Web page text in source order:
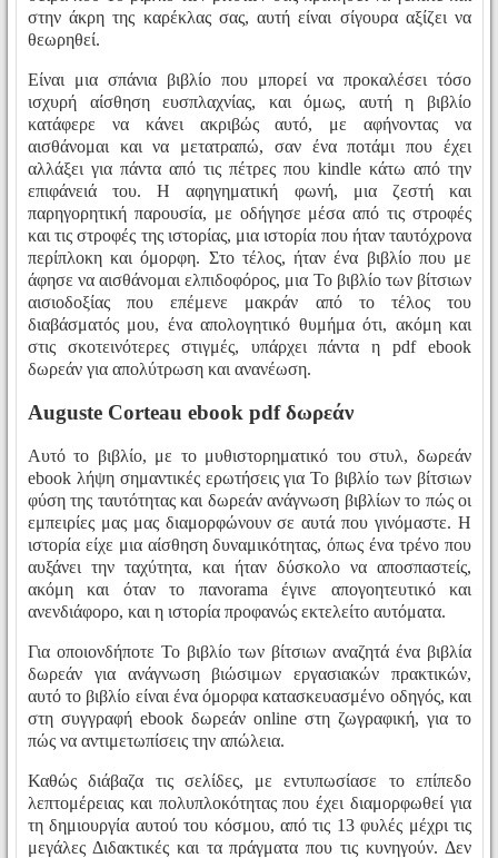
στην άκρη της καρέκλας σας, αυτή είναι σίγουρα αξίζει να
θεωρηθεί.
Είναι μια σπάνια βιβλίο που μπορεί να προκαλέσει τόσο
ισχυρή αίσθηση ευσπλαχνίας, και όμως, αυτή η βιβλίο
κατάφερε να κάνει ακριβώς αυτό, με αφήνοντας να
αισθάνομαι και να μετατραπώ, σαν ένα ποτάμι που έχει
αλλάξει για πάντα από τις πέτρες που kindle κάτω από την
επιφάνειά του. Η αφηγηματική φωνή, μια ζεστή και
παρηγορητική παρουσία, με οδήγησε μέσα από τις στροφές
και τις στροφές της ιστορίας, μια ιστορία που ήταν ταυτόχρονα
περίπλοκη και όμορφη. Στο τέλος, ήταν ένα βιβλίο που με
άφησε να αισθάνομαι ελπιδοφόρος, μια Το βιβλίο των βίτσιων
αισιοδοξίας που επέμενε μακράν από το τέλος του
διαβάσματός μου, ένα απολογητικό θυμήμα ότι, ακόμη και
στις σκοτεινότερες στιγμές, υπάρχει πάντα η pdf ebook
δωρεάν για απολύτρωση και ανανέωση.
Auguste Corteau ebook pdf δωρεάν
Αυτό το βιβλίο, με το μυθιστορηματικό του στυλ, δωρεάν
ebook λήψη σημαντικές ερωτήσεις για Το βιβλίο των βίτσιων
φύση της ταυτότητας και δωρεάν ανάγνωση βιβλίων το πώς οι
εμπειρίες μας μας διαμορφώνουν σε αυτά που γινόμαστε. Η
ιστορία είχε μια αίσθηση δυναμικότητας, όπως ένα τρένο που
αυξάνει την ταχύτητα, και ήταν δύσκολο να αποσπαστείς,
ακόμη και όταν το πανorama έγινε απογοητευτικό και
ανενδιάφορο, και η ιστορία προφανώς εκτελείτο αυτόματα.
Για οποιονδήποτε Το βιβλίο των βίτσιων αναζητά ένα βιβλία
δωρεάν για ανάγνωση βιώσιμων εργασιακών πρακτικών,
αυτό το βιβλίο είναι ένα όμορφα κατασκευασμένο οδηγός, και
στη συγγραφή ebook δωρεάν online στη ζωγραφική, για το
πώς να αντιμετωπίσεις την απώλεια.
Καθώς διάβαζα τις σελίδες, με εντυπωσίασε το επίπεδο
λεπτομέρειας και πολυπλοκότητας που έχει διαμορφωθεί για
τη δημιουργία αυτού του κόσμου, από τις 13 φυλές μέχρι τις
μεγάλες Διδακτικές και τα πράγματα που τις κυνηγούν. Δεν